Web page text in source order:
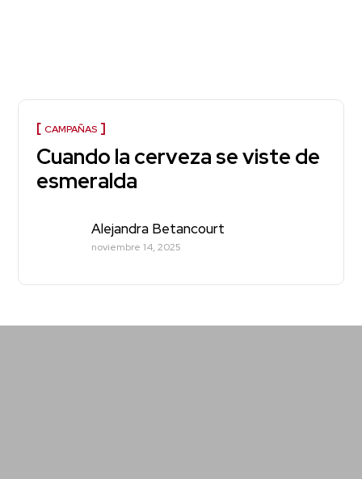
CAMPAÑAS
Cuando la cerveza se viste de
esmeralda
Alejandra Betancourt
noviembre 14, 2025